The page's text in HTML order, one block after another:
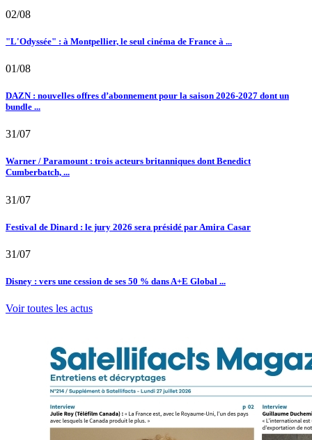
02/08
"L'Odyssée" : à Montpellier, le seul cinéma de France à ...
01/08
DAZN : nouvelles offres d’abonnement pour la saison 2026-2027 dont un
bundle ...
31/07
Warner / Paramount : trois acteurs britanniques dont Benedict
Cumberbatch, ...
31/07
Festival de Dinard : le jury 2026 sera présidé par Amira Casar
31/07
Disney : vers une cession de ses 50 % dans A+E Global ...
Voir toutes les actus